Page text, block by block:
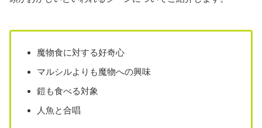
魔物食に対する好奇心
マルシルよりも魔物への興味
鎧も食べる対象
人魚と合唱